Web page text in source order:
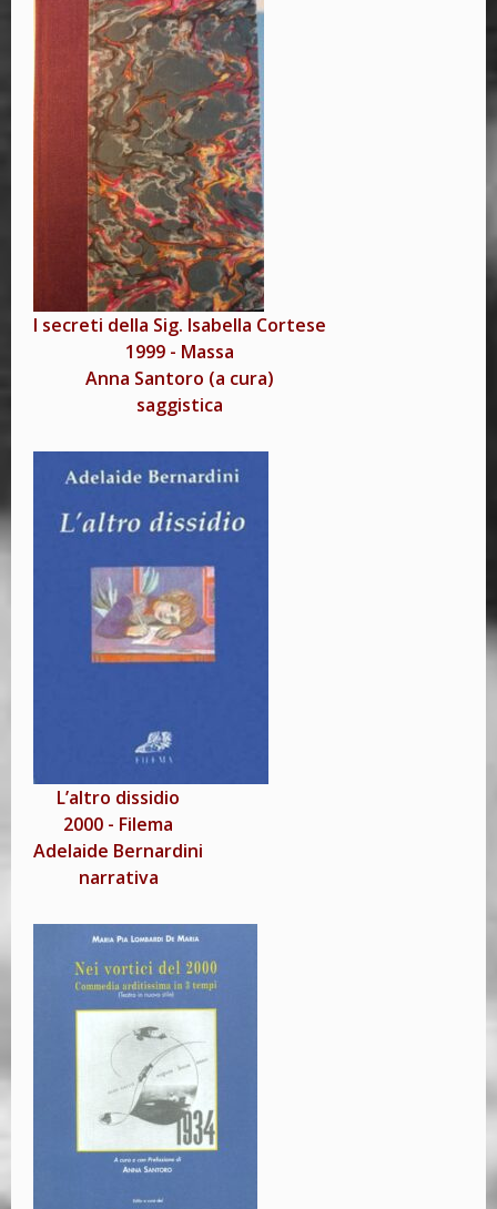
I secreti della Sig. Isabella Cortese
1999 - Massa
Anna Santoro (a cura)
saggistica
L’altro dissidio
2000 - Filema
Adelaide Bernardini
narrativa